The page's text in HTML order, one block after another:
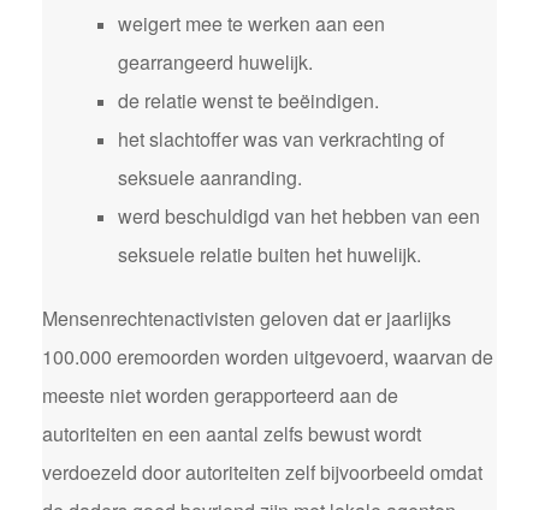
weigert mee te werken aan een
gearrangeerd huwelijk.
de relatie wenst te beëindigen.
het slachtoffer was van verkrachting of
seksuele aanranding.
werd beschuldigd van het hebben van een
seksuele relatie buiten het huwelijk.
Mensenrechtenactivisten geloven dat er jaarlijks
100.000 eremoorden worden uitgevoerd, waarvan de
meeste niet worden gerapporteerd aan de
autoriteiten en een aantal zelfs bewust wordt
verdoezeld door autoriteiten zelf bijvoorbeeld omdat